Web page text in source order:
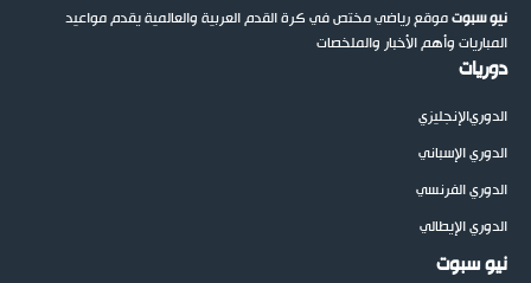
نيو سبوتموقع رياضي مختص في كرة القدم العربية والعالمية يقدم مواعيد
المباريات وأهم الأخبار والملخصات
دوريات
الدوريالإنجليزي
الدوري الإسباني
الدوري الفرنسي
الدوري الإيطالي
نيو سبوت